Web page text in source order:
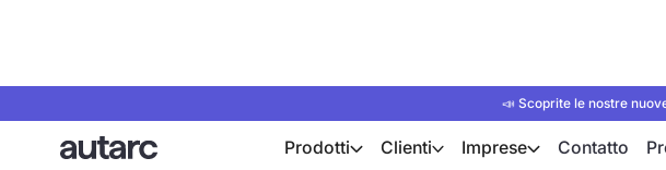
📣 Scoprite le nostre
Prodotti Clienti Imprese Contatto